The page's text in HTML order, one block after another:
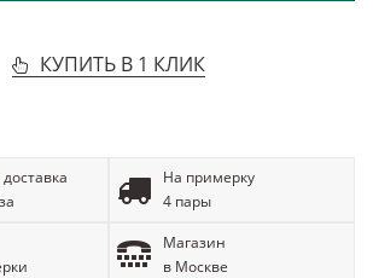
КУПИТЬ В 1 КЛИК
На примерку
4 пары
Магазин
в Москве